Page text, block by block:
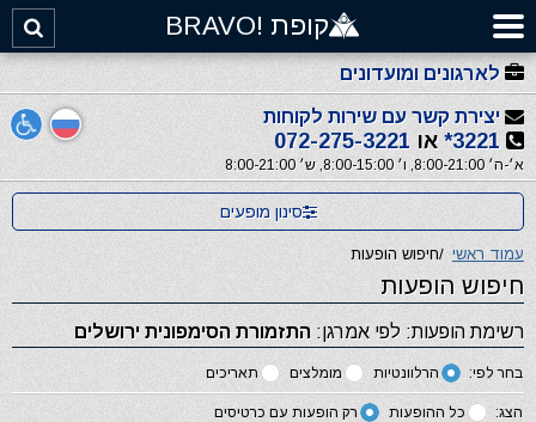
קופת !BRAVO
לארגונים ומועדונים
יצירת קשר עם שירות לקוחות
3221* או 072-275-3221
א׳-ה׳ 8:00-21:00, ו׳ 8:00-15:00, ש׳ 8:00-21:00
סינון מופעים
עמוד ראשי /חיפוש הופעות
חיפוש הופעות
רשימת הופעות: לפי אמרגן: התזמורת הסימפונית ירושלים
בחר לפי: הרלוונטיות מומלצים תאריכים
הצג: כל ההופעות רק הופעות עם כרטיסים